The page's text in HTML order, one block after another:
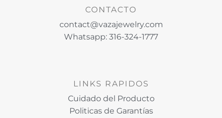
CONTACTO
contact@vazajewelry.com
Whatsapp: 316-324-1777
LINKS RAPIDOS
Cuidado del Producto
Politicas de Garantías